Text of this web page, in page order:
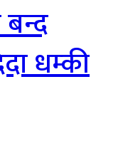
बन्द
धम्की